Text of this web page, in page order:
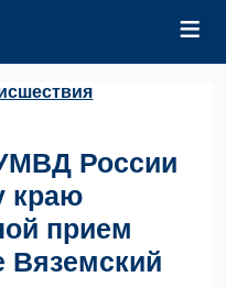
≡
России
краю
прием
Вяземский